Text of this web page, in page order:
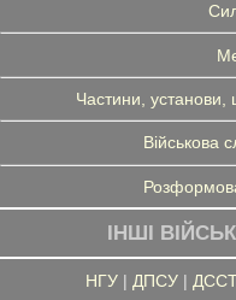
Частини,
Військова
ІНШІ
НГУ| ДПСУ|